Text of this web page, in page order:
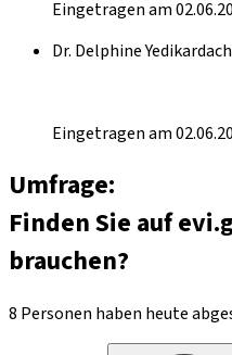
Eingetragen am
Dr. Delphine
Eingetragen am
Umfrage:
Finden Sie auf
brauchen?
8 Personen haben heute